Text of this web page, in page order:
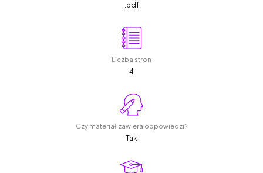
.pdf
Liczba stron
4
Czy materiał zawiera odpowiedzi?
Tak